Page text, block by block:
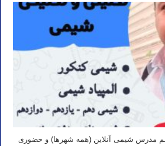
شیمی آنلاین (همه شهرها) و حضوری